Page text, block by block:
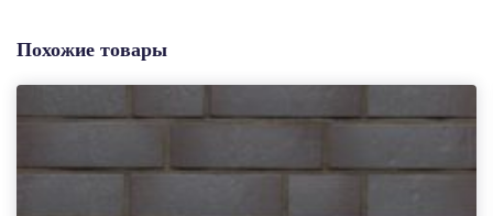
Похожие товары